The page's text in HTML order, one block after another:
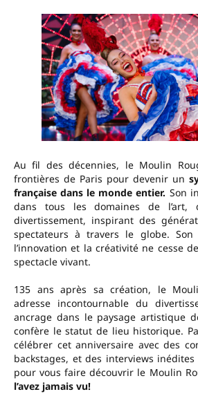
Au fil des décennies, le Moulin
frontières de Paris pour devenir un
française dans le monde entier. Son
dans tous les domaines de
divertissement, inspirant des
spectateurs à travers le globe. Son
l’innovation et la créativité ne cesse
spectacle vivant.
135 ans après sa création, le
adresse incontournable du
ancrage dans le paysage artistique
confère le statut de lieu historique.
célébrer cet anniversaire avec des
backstages, et des interviews inédites
pour vous faire découvrir le Moulin
l’avez jamais vu!